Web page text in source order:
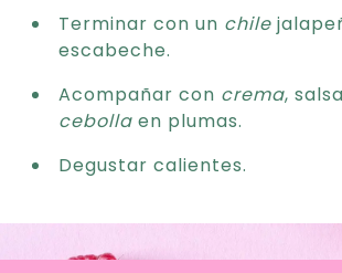
Terminar con un chile
escabeche.
Acompañar con crema,
cebolla en plumas.
Degustar calientes.